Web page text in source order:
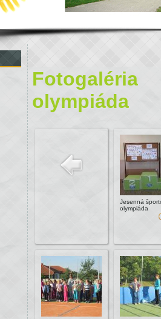
olympiáda
Jesenná
olympiáda